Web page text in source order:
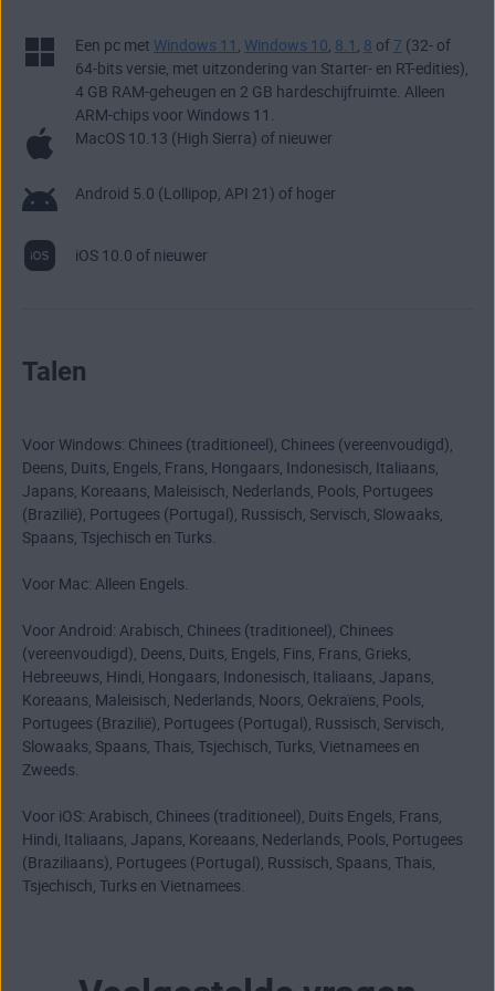
Een pc met Windows 11 , Windows 10, 8.1 , 8 of 7 (32- of
64-bits versie, met uitzondering van Starter- en RT-edities),
4 GB RAM-geheugen en 2 GB hardeschijfruimte. Alleen
ARM-chips voor Windows 11.
MacOS 10.13 (High Sierra) of nieuwer
Android 5.0 (Lollipop, API 21) of hoger
iOS 10.0 of nieuwer
Talen
Voor Windows: Chinees (traditioneel), Chinees (vereenvoudigd),
Deens, Duits, Engels, Frans, Hongaars, Indonesisch, Italiaans,
Japans, Koreaans, Maleisisch, Nederlands, Pools, Portugees
(Brazilië), Portugees (Portugal), Russisch, Servisch, Slowaaks,
Spaans, Tsjechisch en Turks.
Voor Mac: Alleen Engels.
Voor Android: Arabisch, Chinees (traditioneel), Chinees
(vereenvoudigd), Deens, Duits, Engels, Fins, Frans, Grieks,
Hebreeuws, Hindi, Hongaars, Indonesisch, Italiaans, Japans,
Koreaans, Maleisisch, Nederlands, Noors, Oekraïens, Pools,
Portugees (Brazilië), Portugees (Portugal), Russisch, Servisch,
Slowaaks, Spaans, Thais, Tsjechisch, Turks, Vietnamees en
Zweeds.
Voor iOS: Arabisch, Chinees (traditioneel), Duits Engels, Frans,
Hindi, Italiaans, Japans, Koreaans, Nederlands, Pools, Portugees
(Braziliaans), Portugees (Portugal), Russisch, Spaans, Thais,
Tsjechisch, Turks en Vietnamees.